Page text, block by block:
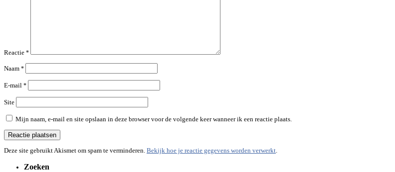
Reactie *
Naam *
E-mail *
Site
Mijn naam, e-mail en site opslaan in deze browser voor de volgende keer wanneer ik een reactie plaats.
Deze site gebruikt Akismet om spam te verminderen. Bekijk hoe je reactie gegevens worden verwerkt.
Zoeken